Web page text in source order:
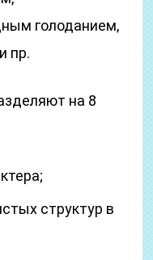
голоданием,
пр.
на 8
структур в